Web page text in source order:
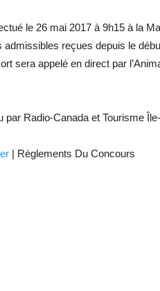
le 26 mai 2017 à 9h15 à la
reçues depuis le
sera appelé en direct par
Radio-Canada et Tourisme
| Règlements Du Concours